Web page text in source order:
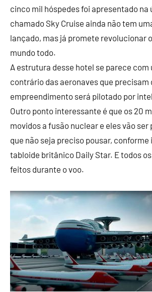
cinco mil hóspedes foi apresentado na
chamado Sky Cruise ainda não tem
lançado, mas já promete revolucionar
mundo todo.
A estrutura desse hotel se parece com
contrário das aeronaves que precisam
empreendimento será pilotado por
Outro ponto interessante é que os 20
movidos a fusão nuclear e eles vão
que não seja preciso pousar, conforme
tabloide britânico Daily Star. E todos
feitos durante o voo.